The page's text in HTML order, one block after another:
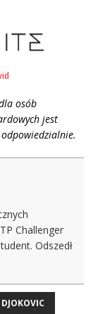
osób
jest
Challenger
Odszedł
DJOKOVIC